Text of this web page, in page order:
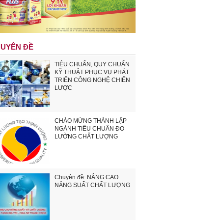
ĐỀ
TIÊU CHUẨN, QUY CHUẨN
KỸ THUẬT PHỤC VỤ PHÁT
TRIỂN CÔNG NGHỆ CHIẾN
LƯỢC
CHÀO MỪNG THÀNH LẬP
NGÀNH TIÊU CHUẨN ĐO
LƯỜNG CHẤT LƯỢNG
Chuyên đề: NÂNG CAO
NĂNG SUẤT CHẤT LƯỢNG